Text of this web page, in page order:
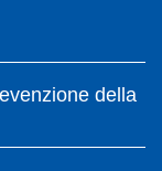
della